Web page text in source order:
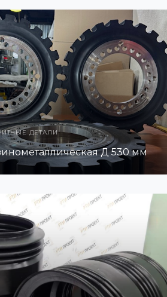
ДЕТАЛИ
Д 530 мм